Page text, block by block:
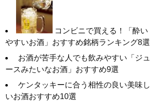
コンビニで買える！「酔い
やすいお酒」おすすめ銘柄ランキング8選
お酒が苦手な人でも飲みやすい「ジュ
ースみたいなお酒」おすすめ9選
ケンタッキーに合う相性の良い美味し
いお酒おすすめ10選